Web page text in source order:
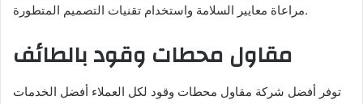
مراعاة معايير السلامة واستخدام تقنيات التصميم المتطورة.
مقاول محطات وقود بالطائف
توفر أفضل شركة مقاول محطات وقود لكل العملاء أفضل الخدمات